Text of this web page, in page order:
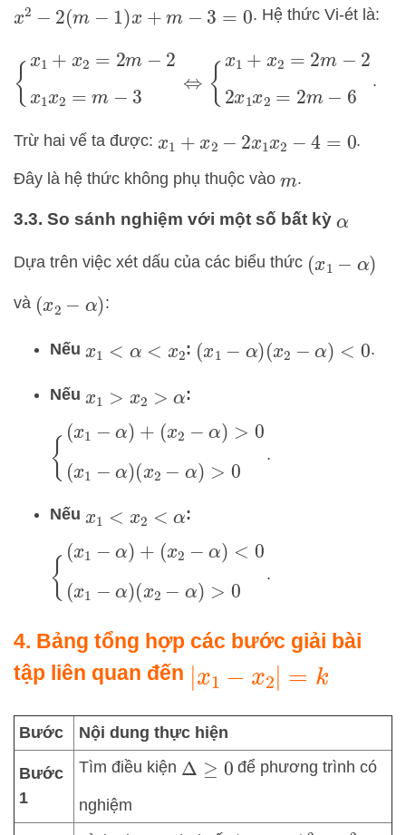
x2 −2(m− 1) x+m −3=0 . Hệ thức Vi-ét là:
x1+ x2=2 m −2x 1x 2 −3⇔ {x 1+ x2 =2m− 22
.
Trừ hai vế ta được: x1 +x2− 2x1x2− 4= 0 .
Đây là hệ thức không phụ thuộc vào m.
3.3. So sánh nghiệm với một số bất kỳ α
Dựa trên việc xét dấu của các biểu thức (x1 −α)
và (x2 −α) :
Nếu x1 <α< x2 : (x1 −α)(x2− α) <0 .
Nếu x1 >x 2> α :
( x1− α) +(x2−α)>0 (x1 −α)(
.
Nếu x1 <x 2< α :
( x1− α) +(x2−α)<0 (x1 −α)(
.
4. Bảng tổng hợp các bước giải bài
tập liên quan đến
x1 −x2| =k
Bước Nội dung thực hiện
Bước
1
Tìm điều kiện Δ≥0 để phương trình có
nghiệm